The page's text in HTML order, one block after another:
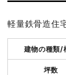
建物解体
総額
軽量鉄骨造住
建物の種類/
坪数